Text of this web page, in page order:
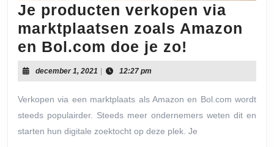
Je producten verkopen via
marktplaatsen zoals Amazon
en Bol.com doe je zo!
producten
verkopen
via
zoals
december 1, 2021 december
1,
| 12:27 pm
Verkopen via een marktplaats als Amazon en Bol.com wordt
steeds populairder. Steeds meer ondernemers weten dit en
starten hun digitale zoektocht op deze plek. Je